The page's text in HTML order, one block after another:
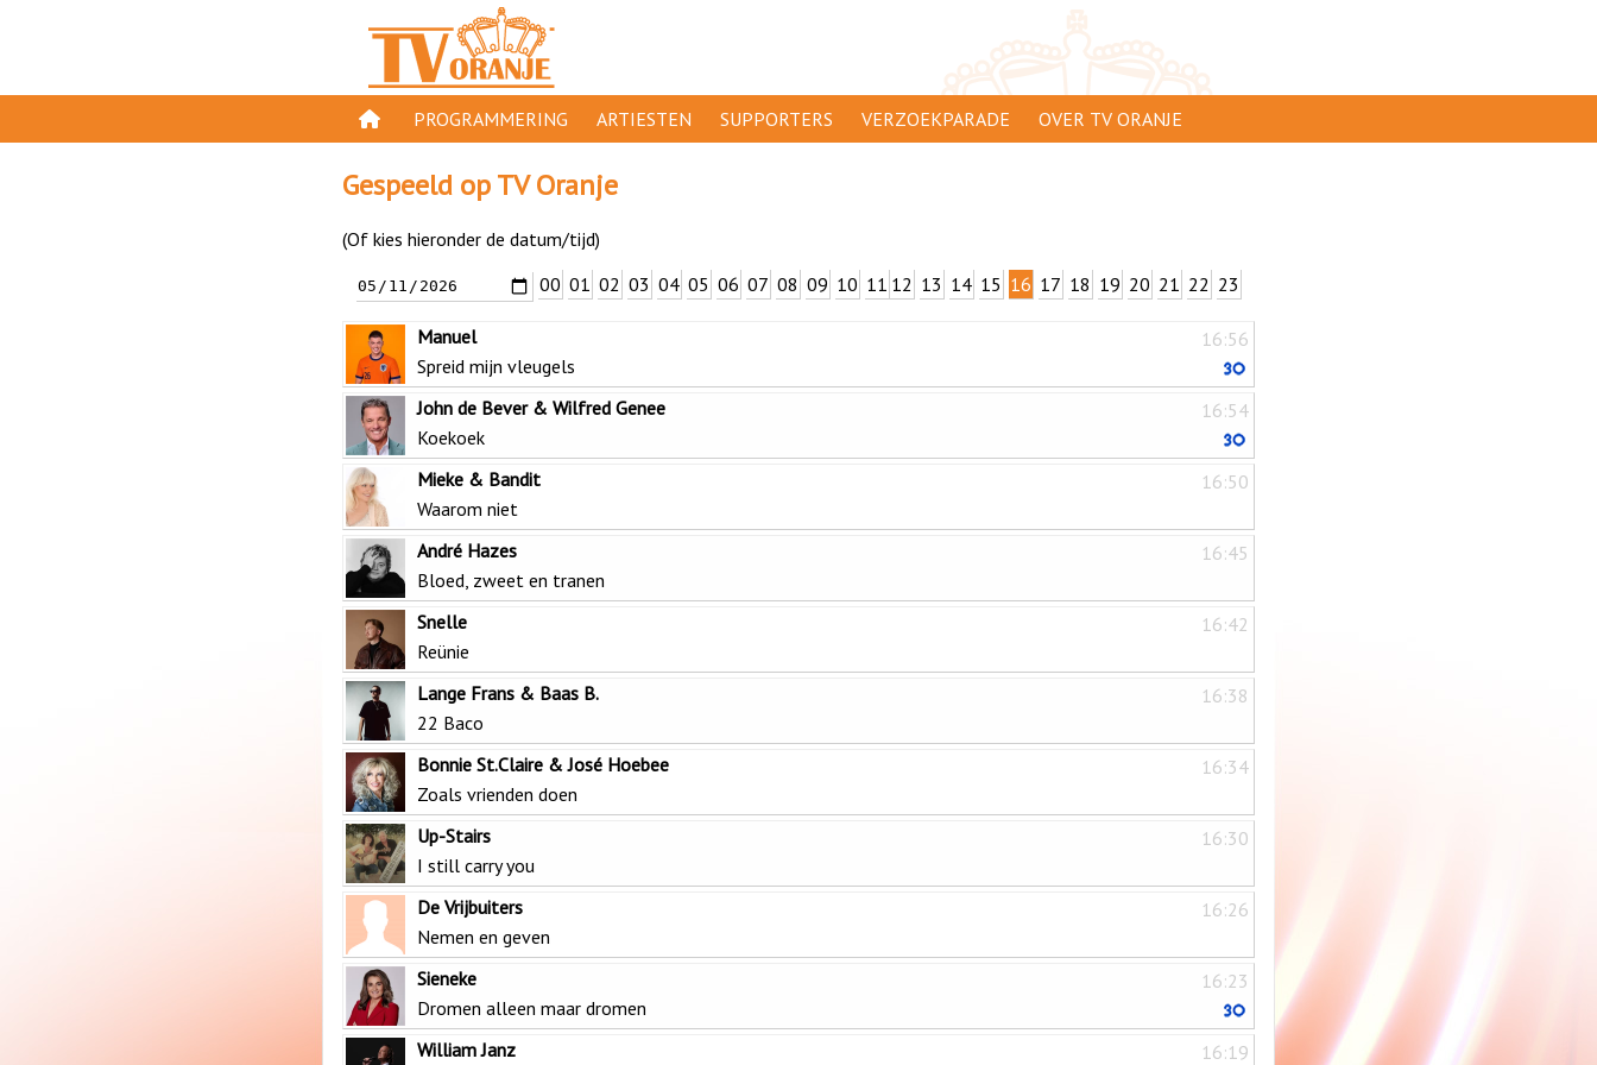
PROGRAMMERING
11 VAN ORANJE
ARTIESTEN SUPPORTERS VERZOEKPARADE OVER TV ORANJE
Gespeeld op TV Oranje
(Of kies hieronder de datum/tijd)
00 01 02 03 04 05 06 07 08 09 10 11 12 13 14 15 16 17 18 19 20 21 22 23
16:56
Manuel
Spreid mijn vleugels
16:54
John de Bever & Wilfred Genee
Koekoek
16:50
Mieke & Bandit
Waarom niet
16:45
André Hazes
Bloed, zweet en tranen
16:42
Snelle
Reünie
16:38
Lange Frans & Baas B.
22 Baco
16:34
Bonnie St.Claire & José Hoebee
Zoals vrienden doen
16:30
Up-Stairs
I still carry you
16:26
De Vrijbuiters
Nemen en geven
16:23
Sieneke
Dromen alleen maar dromen
16:19
William Janz